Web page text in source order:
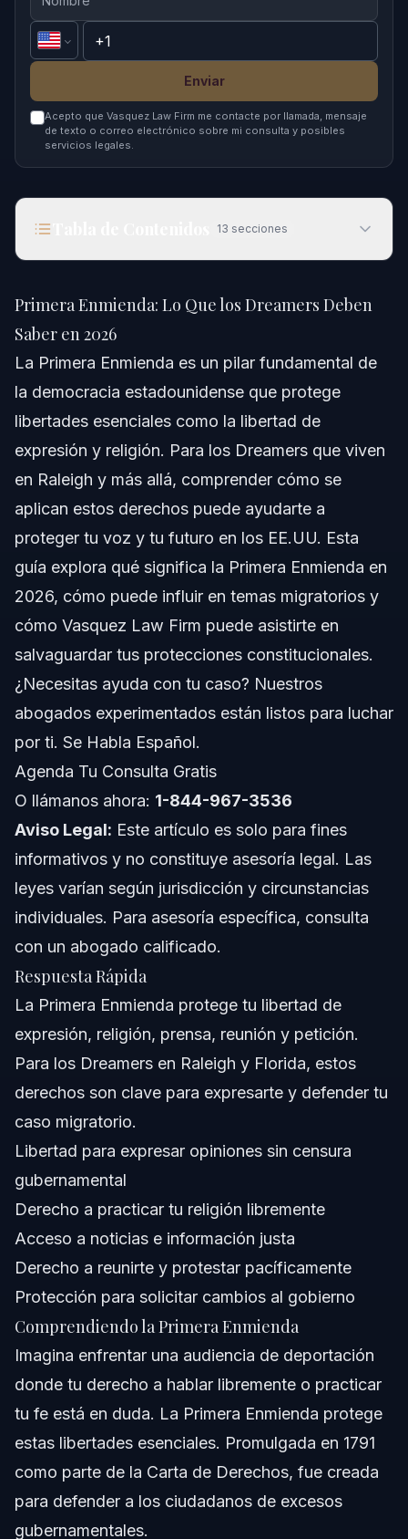
Enviar
Acepto que Vasquez Law Firm me contacte por llamada, mensaje
de texto o correo electrónico sobre mi consulta y posibles
servicios legales.
13 secciones
Respuesta Rápida
Comprendiendo la Primera Enmienda
Paso a paso: Protegiendo tus Derechos como
Dreamer
Cómo Ayuda Vasquez Law Firm
Lista de Documentos para Asuntos Relacionados
con la Primera Enmienda
Cronología: Qué Esperar al Hacer Valer Tus
Derechos
Costos y Factores que Afectan Tu Caso
Errores Comunes en Casos de Primera Enmienda
e Inmigración
Notas sobre NC y FL en Primera Enmienda e
Inmigración
Notas de Carolina del Norte
Notas de Florida
Conceptos Generales a Nivel Nacional (las reglas
Cuándo Llamar a un Abogado Ahora
Acerca de Vasquez Law Firm
Confianza y Experiencia del Abogado
Preguntas Frecuentes
¿Qué es la Primera Enmienda en términos sencillos?
¿Cuáles son los cinco derechos protegidos por la
Primera Enmienda?
inmigración?
¿Existen límites a los derechos de la Primera Enmienda?
¿Pueden los Dreamers usar la Primera Enmienda en
audiencias de deportación?
¿Cómo se aplica la libertad religiosa a los Dreamers?
¿Qué debo hacer si ICE viola mis derechos de la
Primera Enmienda?
¿Cómo puede ayudar Vasquez Law Firm con casos de
inmigración relacionados con la Primera Enmienda?
Primera Enmienda: Lo Que los Dreamers Deben
Saber en 2026
La Primera Enmienda es un pilar fundamental de
la democracia estadounidense que protege
libertades esenciales como la libertad de
expresión y religión. Para los Dreamers que viven
en Raleigh y más allá, comprender cómo se
aplican estos derechos puede ayudarte a
proteger tu voz y tu futuro en los EE.UU. Esta
guía explora qué significa la Primera Enmienda en
2026, cómo puede influir en temas migratorios y
cómo Vasquez Law Firm puede asistirte en
salvaguardar tus protecciones constitucionales.
¿Necesitas ayuda con tu caso? Nuestros
abogados experimentados están listos para luchar
por ti. Se Habla Español.
Agenda Tu Consulta Gratis
O llámanos ahora: 1-844-967-3536
Aviso Legal: Este artículo es solo para fines
informativos y no constituye asesoría legal. Las
leyes varían según jurisdicción y circunstancias
individuales. Para asesoría específica, consulta
con un abogado calificado.
Respuesta Rápida
La Primera Enmienda protege tu libertad de
expresión, religión, prensa, reunión y petición.
Para los Dreamers en Raleigh y Florida, estos
derechos son clave para expresarte y defender tu
caso migratorio.
Libertad para expresar opiniones sin censura
gubernamental
Derecho a practicar tu religión libremente
Acceso a noticias e información justa
Derecho a reunirte y protestar pacíficamente
Protección para solicitar cambios al gobierno
Comprendiendo la Primera Enmienda
Imagina enfrentar una audiencia de deportación
donde tu derecho a hablar libremente o practicar
tu fe está en duda. La Primera Enmienda protege
estas libertades esenciales. Promulgada en 1791
como parte de la Carta de Derechos, fue creada
para defender a los ciudadanos de excesos
gubernamentales.